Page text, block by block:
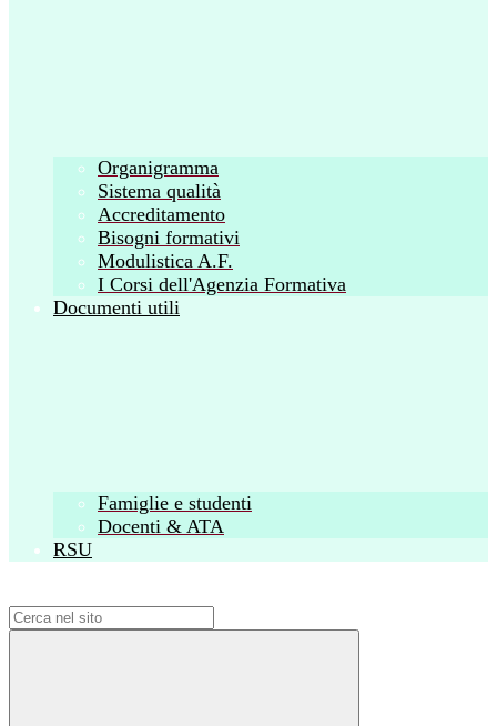
Organigramma
Sistema qualità
Accreditamento
Bisogni formativi
Modulistica A.F.
I Corsi dell'Agenzia Formativa
Documenti utili
Famiglie e studenti
Docenti & ATA
RSU